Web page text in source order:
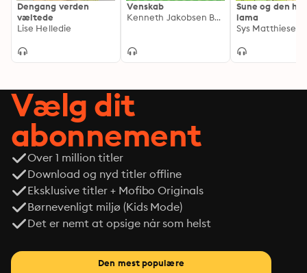
Dengang verden
væltede
Lise Helledie
Venskab
Kenneth Jakobsen Bøye
Sune og den
lama
Sys Matthiesen
Vælg dit
abonnement
Over 1 million titler
Download og nyd titler offline
Eksklusive titler + Mofibo Originals
Børnevenligt miljø (Kids Mode)
Det er nemt at opsige når som helst
Den mest populære